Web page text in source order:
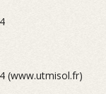
(www.utmisol.fr)